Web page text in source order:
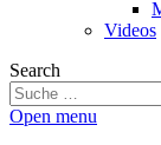
Videos
Search
Open menu